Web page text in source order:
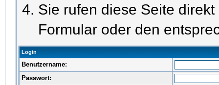
Sie rufen diese Seite
Formular oder den
Login
Benutzername:
Passwort: